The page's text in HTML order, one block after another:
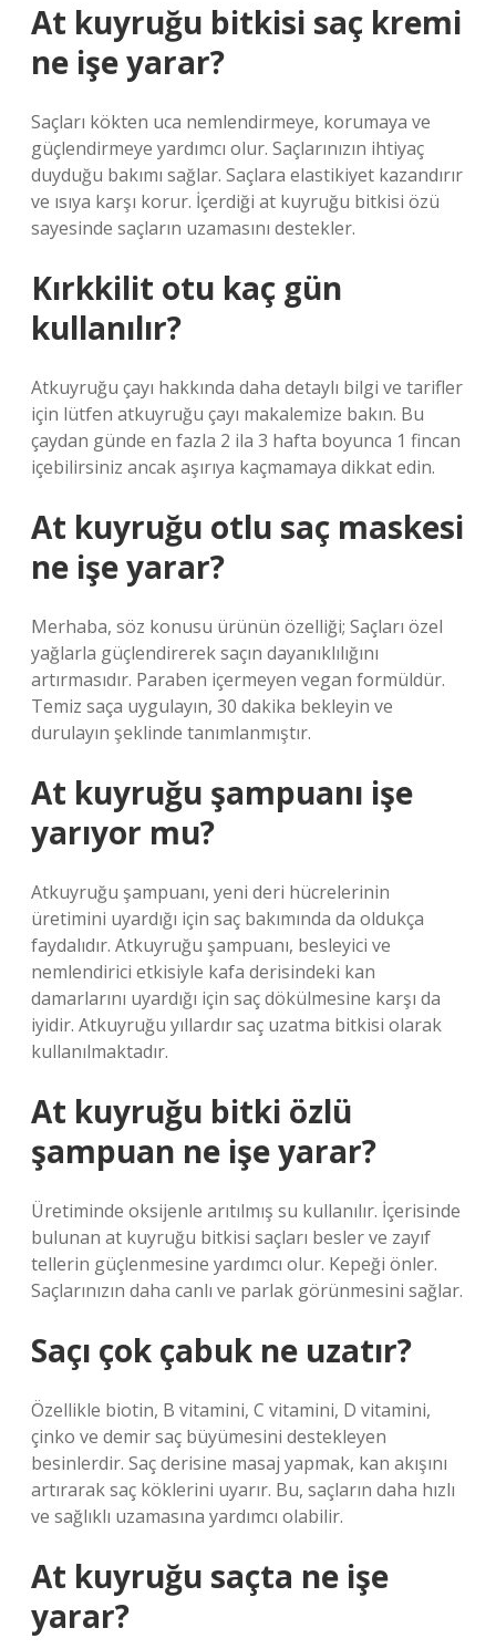
At kuyruğu bitkisi saç kremi
ne işe yarar?
Saçları kökten uca nemlendirmeye, korumaya ve
güçlendirmeye yardımcı olur. Saçlarınızın ihtiyaç
duyduğu bakımı sağlar. Saçlara elastikiyet kazandırır
ve ısıya karşı korur. İçerdiği at kuyruğu bitkisi özü
sayesinde saçların uzamasını destekler.
Kırkkilit otu kaç gün
kullanılır?
Atkuyruğu çayı hakkında daha detaylı bilgi ve tarifler
için lütfen atkuyruğu çayı makalemize bakın. Bu
çaydan günde en fazla 2 ila 3 hafta boyunca 1 fincan
içebilirsiniz ancak aşırıya kaçmamaya dikkat edin.
At kuyruğu otlu saç maskesi
ne işe yarar?
Merhaba, söz konusu ürünün özelliği; Saçları özel
yağlarla güçlendirerek saçın dayanıklılığını
artırmasıdır. Paraben içermeyen vegan formüldür.
Temiz saça uygulayın, 30 dakika bekleyin ve
durulayın şeklinde tanımlanmıştır.
At kuyruğu şampuanı işe
yarıyor mu?
Atkuyruğu şampuanı, yeni deri hücrelerinin
üretimini uyardığı için saç bakımında da oldukça
faydalıdır. Atkuyruğu şampuanı, besleyici ve
nemlendirici etkisiyle kafa derisindeki kan
damarlarını uyardığı için saç dökülmesine karşı da
iyidir. Atkuyruğu yıllardır saç uzatma bitkisi olarak
kullanılmaktadır.
At kuyruğu bitki özlü
şampuan ne işe yarar?
Üretiminde oksijenle arıtılmış su kullanılır. İçerisinde
bulunan at kuyruğu bitkisi saçları besler ve zayıf
tellerin güçlenmesine yardımcı olur. Kepeği önler.
Saçlarınızın daha canlı ve parlak görünmesini sağlar.
Saçı çok çabuk ne uzatır?
Özellikle biotin, B vitamini, C vitamini, D vitamini,
çinko ve demir saç büyümesini destekleyen
besinlerdir. Saç derisine masaj yapmak, kan akışını
artırarak saç köklerini uyarır. Bu, saçların daha hızlı
ve sağlıklı uzamasına yardımcı olabilir.
At kuyruğu saçta ne işe
yarar?